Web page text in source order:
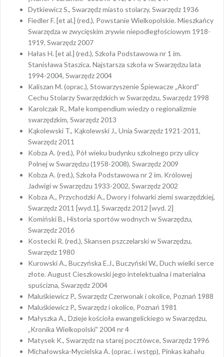
Dytkiewicz S., Swarzędz miasto stolarzy, Swarzędz 1936
Fiedler F. [et al.] (red.), Powstanie Wielkopolskie. Mieszkańcy
Swarzędza w zwycięskim zrywie niepodległościowym 1918-
1919, Swarzędz 2007
Hałas H. [et al.] (red.), Szkoła Podstawowa nr 1 im.
Stanisława Staszica. Najstarsza szkoła w Swarzędzu lata
1994-2004, Swarzędz 2004
Kaliszan M. (oprac.), Stowarzyszenie Śpiewacze „Akord”
Cechu Stolarzy Swarzędzkich w Swarzędzu, Swarzędz 1998
Karolczak R., Małe kompendium wiedzy o regionalizmie
swarzędzkim, Swarzędz 2013
Kąkolewski T., Kąkolewski J., Unia Swarzędz 1921-2011,
Swarzędz 2011
Kobza A. (red.), Pół wieku budynku szkolnego przy ulicy
Polnej w Swarzędzu (1958-2008), Swarzędz 2009
Kobza A. (red.), Szkoła Podstawowa nr 2 im. Królowej
Jadwigi w Swarzędzu 1933-2002, Swarzędz 2002
Kobza A., Przychodzki A., Dwory i folwarki ziemi swarzędzkiej,
Swarzędz 2011 [wyd.1], Swarzędz 2012 [wyd. 2]
Komiński B., Historia sportów wodnych w Swarzędzu,
Swarzędz 2016
Kostecki R. (red.), Skansen pszczelarski w Swarzędzu,
Swarzędz 1980
Kurowski A., Buczyńska E.J., Buczyński W., Duch wielki serce
złote. August Cieszkowski jego intelektualna i materialna
spuścizna, Swarzędz 2004
Maluśkiewicz P., Swarzędz Czerwonak i okolice, Poznań 1988
Maluśkiewicz P., Swarzędz i okolice, Poznań 1981
Małyszka A., Dzieje kościoła ewangelickiego w Swarzędzu,
„Kronika Wielkopolski” 2004 nr 4
Matysek K., Swarzędz na starej pocztówce, Swarzędz 1996
Michałowska-Mycielska A. (oprac. i wstęp), Pinkas kahału